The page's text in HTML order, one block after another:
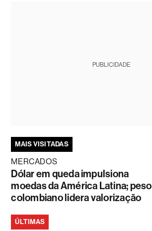
PUBLICIDADE
MAIS VISITADAS
MERCADOS
Dólar em queda impulsiona
moedas da América Latina; peso
colombiano lidera valorização
ÚLTIMAS